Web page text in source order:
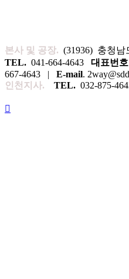
본사 및 공장. (31936) 충청남
TEL. 041-664-4643 대표번호
667-4643 | E-mail.
인천지사.
TEL. 032-875-